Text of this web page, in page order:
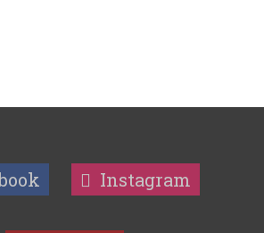
Instagram